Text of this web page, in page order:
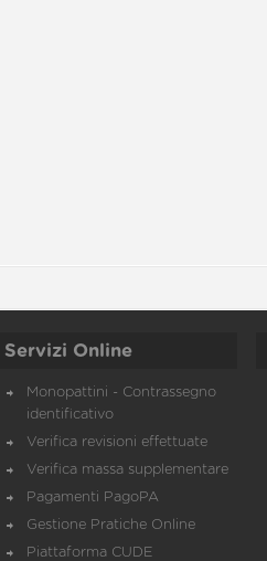
Servizi Online
Monopattini - Contrassegno
identificativo
Verifica revisioni effettuate
Verifica massa supplementare
Pagamenti PagoPA
Gestione Pratiche Online
Piattaforma CUDE